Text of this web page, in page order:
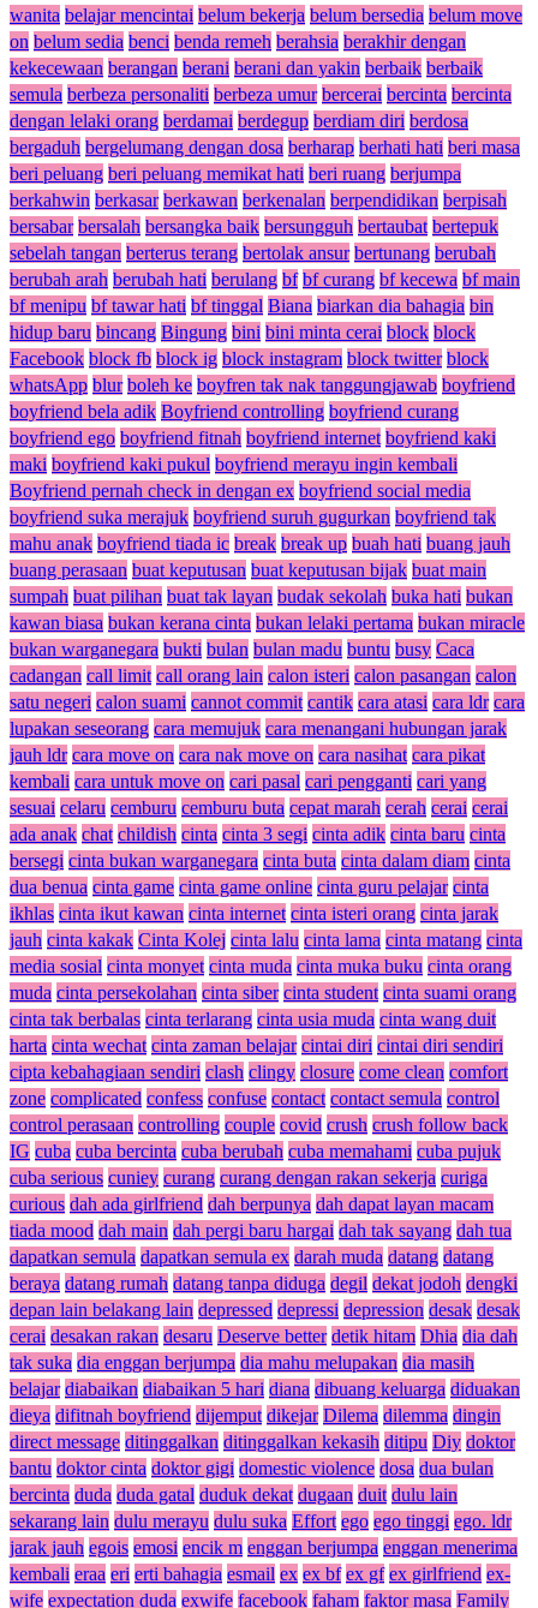
wanita belajar mencintai belum bekerja belum bersedia belum move
on belum sedia benci benda remeh berahsia berakhir dengan
kekecewaan berangan berani berani dan yakin berbaik berbaik
semula berbeza personaliti berbeza umur bercerai bercinta bercinta
dengan lelaki orang berdamai berdegup berdiam diri berdosa
bergaduh bergelumang dengan dosa berharap berhati hati beri masa
beri peluang beri peluang memikat hati beri ruang berjumpa
berkahwin berkasar berkawan berkenalan berpendidikan berpisah
bersabar bersalah bersangka baik bersungguh bertaubat bertepuk
sebelah tangan berterus terang bertolak ansur bertunang berubah
berubah arah berubah hati berulang bf bf curang bf kecewa bf main
bf menipu bf tawar hati bf tinggal Biana biarkan dia bahagia bin
hidup baru bincang Bingung bini bini minta cerai block block
Facebook block fb block ig block instagram block twitter block
whatsApp blur boleh ke boyfren tak nak tanggungjawab boyfriend
boyfriend bela adik Boyfriend controlling boyfriend curang
boyfriend ego boyfriend fitnah boyfriend internet boyfriend kaki
maki boyfriend kaki pukul boyfriend merayu ingin kembali
Boyfriend pernah check in dengan ex boyfriend social media
boyfriend suka merajuk boyfriend suruh gugurkan boyfriend tak
mahu anak boyfriend tiada ic break break up buah hati buang jauh
buang perasaan buat keputusan buat keputusan bijak buat main
sumpah buat pilihan buat tak layan budak sekolah buka hati bukan
kawan biasa bukan kerana cinta bukan lelaki pertama bukan miracle
bukan warganegara bukti bulan bulan madu buntu busy Caca
cadangan call limit call orang lain calon isteri calon pasangan calon
satu negeri calon suami cannot commit cantik cara atasi cara ldr cara
lupakan seseorang cara memujuk cara menangani hubungan jarak
jauh ldr cara move on cara nak move on cara nasihat cara pikat
kembali cara untuk move on cari pasal cari pengganti cari yang
sesuai celaru cemburu cemburu buta cepat marah cerah cerai cerai
ada anak chat childish cinta cinta 3 segi cinta adik cinta baru cinta
bersegi cinta bukan warganegara cinta buta cinta dalam diam cinta
dua benua cinta game cinta game online cinta guru pelajar cinta
ikhlas cinta ikut kawan cinta internet cinta isteri orang cinta jarak
jauh cinta kakak Cinta Kolej cinta lalu cinta lama cinta matang cinta
media sosial cinta monyet cinta muda cinta muka buku cinta orang
muda cinta persekolahan cinta siber cinta student cinta suami orang
cinta tak berbalas cinta terlarang cinta usia muda cinta wang duit
harta cinta wechat cinta zaman belajar cintai diri cintai diri sendiri
cipta kebahagiaan sendiri clash clingy closure come clean comfort
zone complicated confess confuse contact contact semula control
control perasaan controlling couple covid crush crush follow back
IG cuba cuba bercinta cuba berubah cuba memahami cuba pujuk
cuba serious cuniey curang curang dengan rakan sekerja curiga
curious dah ada girlfriend dah berpunya dah dapat layan macam
tiada mood dah main dah pergi baru hargai dah tak sayang dah tua
dapatkan semula dapatkan semula ex darah muda datang datang
beraya datang rumah datang tanpa diduga degil dekat jodoh dengki
depan lain belakang lain depressed depressi depression desak desak
cerai desakan rakan desaru Deserve better detik hitam Dhia dia dah
tak suka dia enggan berjumpa dia mahu melupakan dia masih
belajar diabaikan diabaikan 5 hari diana dibuang keluarga diduakan
dieya difitnah boyfriend dijemput dikejar Dilema dilemma dingin
direct message ditinggalkan ditinggalkan kekasih ditipu Diy doktor
bantu doktor cinta doktor gigi domestic violence dosa dua bulan
bercinta duda duda gatal duduk dekat dugaan duit dulu lain
sekarang lain dulu merayu dulu suka Effort ego ego tinggi ego. ldr
jarak jauh egois emosi encik m enggan berjumpa enggan menerima
kembali eraa eri erti bahagia esmail ex ex bf ex gf ex girlfriend ex-
wife expectation duda exwife facebook faham faktor masa Family